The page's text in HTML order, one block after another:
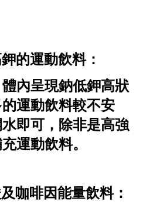
的運動飲料：
內呈現鈉低鉀高狀
運動飲料較不安
即可，除非是高強
運動飲料。
咖啡因能量飲料：